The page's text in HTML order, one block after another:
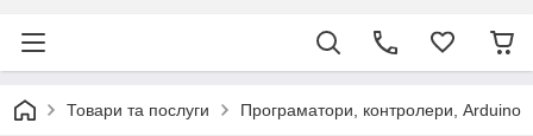
Товари та послуги Програматори, контролери, Arduino